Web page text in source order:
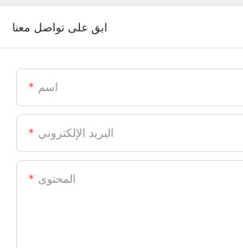
ابق على تواصل معنا
اسم
البريد الإلكتروني
المحتوى